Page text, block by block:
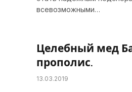
всевозможными…
Целебный мед
прополис.
13.03.2019